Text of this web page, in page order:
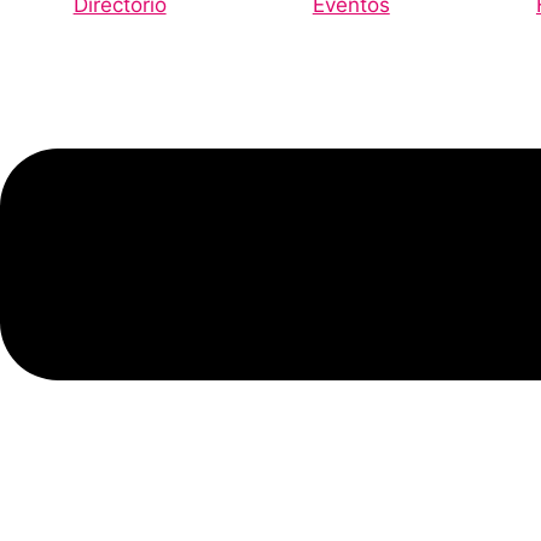
Directorio
Eventos